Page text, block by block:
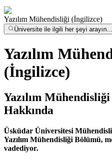
Yazılım Mühendisliği (İngilizce)
Üniversite ile ilgili her şeyi arayın...
Yazılım
(İngilizce)
Yazılım
Hakkında
Üsküdar Üniversitesi
Yazılım Mühendisliği Bölümü,
vadediyor.